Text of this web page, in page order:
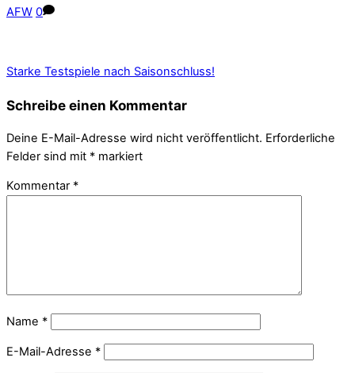
AFW 0
Starke Testspiele nach Saisonschluss!
Schreibe einen Kommentar
Deine E-Mail-Adresse wird nicht veröffentlicht. Erforderliche
Felder sind mit * markiert
Kommentar *
Name *
E-Mail-Adresse *